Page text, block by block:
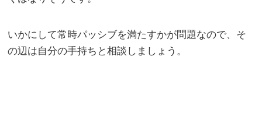
いかにして常時パッシブを満たすかが問題なので、そ
の辺は自分の手持ちと相談しましょう。